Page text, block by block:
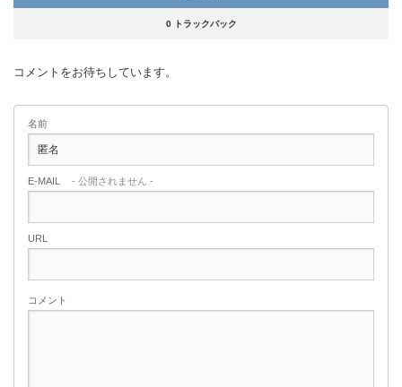
0 トラックバック
コメントをお待ちしています。
名前
E-MAIL - 公開されません -
URL
コメント